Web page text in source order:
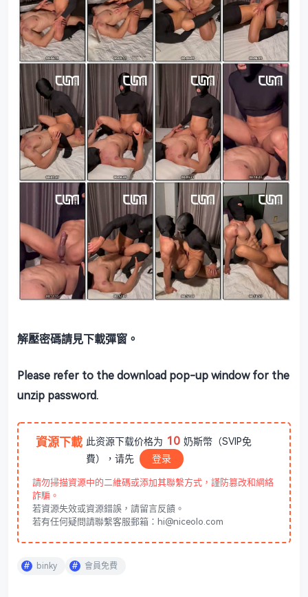
解壓密碼請見下載彈窗。
Please refer to the download pop-up window for the
unzip password.
資源下載 此资源下载价格为 10 奶斯幣（SVIP免
費），请先
登录
請勿掃描資源中的二維碼或添加其聯繫方式，謹防篡改和網絡
詐騙。
若資源失效或資源錯誤，請留言反饋。
若有任何疑問請聯繫客服郵箱：hi@niceolo.com
binky 會員免費